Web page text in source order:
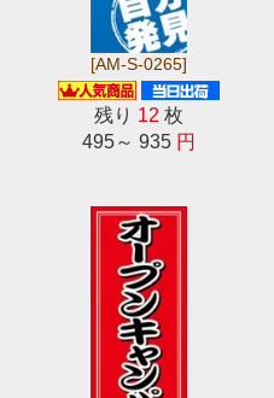
[AM-S-0265]
残り 12 枚
495～ 935 円